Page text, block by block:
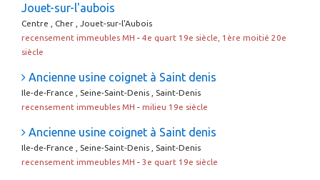
Jouet-sur-l'aubois
Centre , Cher , Jouet-sur-l'Aubois
recensement immeubles MH - 4e quart 19e siècle, 1ère moitié 20e
siècle
Ancienne usine coignet à Saint denis
Ile-de-France , Seine-Saint-Denis , Saint-Denis
recensement immeubles MH - milieu 19e siècle
Ancienne usine coignet à Saint denis
Ile-de-France , Seine-Saint-Denis , Saint-Denis
recensement immeubles MH - 3e quart 19e siècle